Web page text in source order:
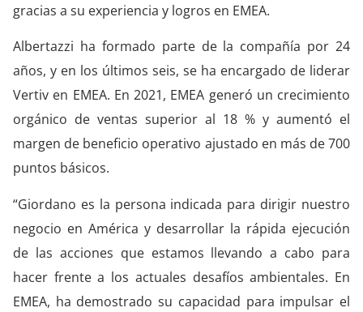
gracias a su experiencia y logros en EMEA.
Albertazzi ha formado parte de la compañía por 24
años, y en los últimos seis, se ha encargado de liderar
Vertiv en EMEA. En 2021, EMEA generó un crecimiento
orgánico de ventas superior al 18 % y aumentó el
margen de beneficio operativo ajustado en más de 700
puntos básicos.
“Giordano es la persona indicada para dirigir nuestro
negocio en América y desarrollar la rápida ejecución
de las acciones que estamos llevando a cabo para
hacer frente a los actuales desafíos ambientales. En
EMEA, ha demostrado su capacidad para impulsar el